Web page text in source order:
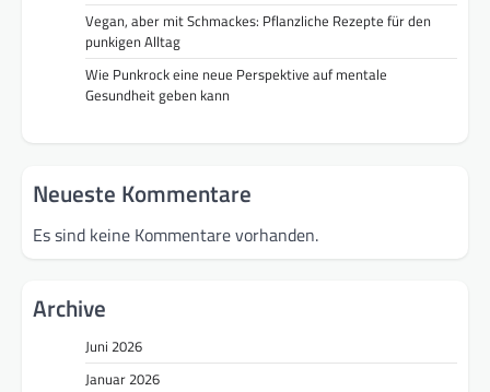
Vegan, aber mit Schmackes: Pflanzliche Rezepte für den
punkigen Alltag
Wie Punkrock eine neue Perspektive auf mentale
Gesundheit geben kann
Neueste Kommentare
Es sind keine Kommentare vorhanden.
Archive
Juni 2026
Januar 2026